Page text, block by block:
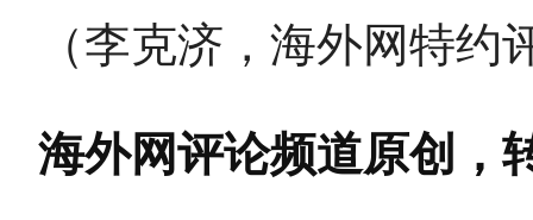
（李克济，海外网特约
海外网评论频道原创，